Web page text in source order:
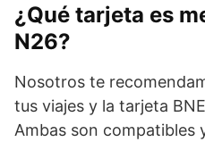
¿Qué tarjeta es
N26?
Nosotros te
tus viajes y la tarjeta
Ambas son compatibles